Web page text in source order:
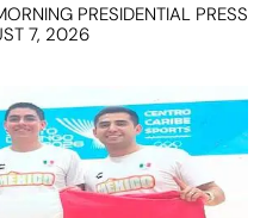
PRESIDENTIAL PRESS
7, 2026